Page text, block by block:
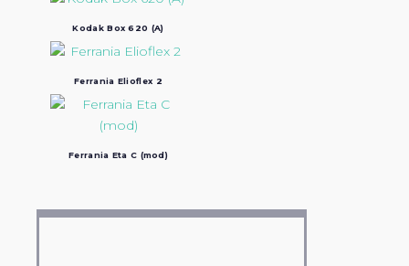
Kodak Box 620 (A)
Ferrania Elioflex 2
Ferrania Eta C (mod)